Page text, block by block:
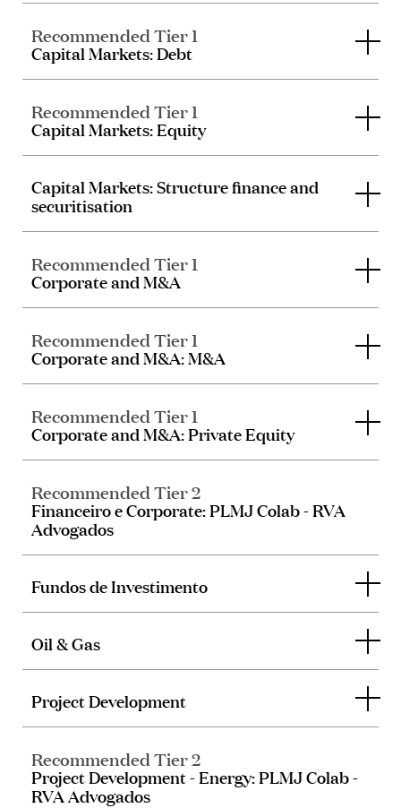
Recommended Tier 1
Capital Markets: Debt
Recommended Tier 1
Capital Markets: Equity
Capital Markets: Structure finance and
securitisation
Recommended Tier 1
Corporate and M&A
Recommended Tier 1
Corporate and M&A: M&A
Recommended Tier 1
Corporate and M&A: Private Equity
Recommended Tier 2
Financeiro e Corporate: PLMJ Colab - RVA
Advogados
Fundos de Investimento
Oil & Gas
Project Development
Recommended Tier 2
Project Development - Energy: PLMJ Colab -
RVA Advogados